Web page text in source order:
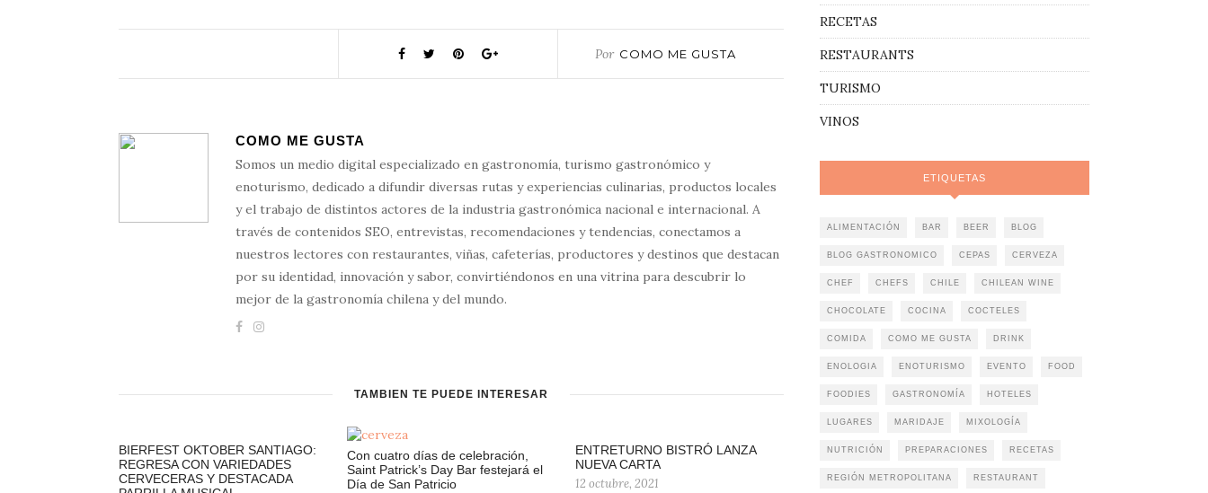
Por COMO ME GUSTA
COMO ME GUSTA
Somos un medio digital especializado en gastronomía, turismo gastronómico y
enoturismo, dedicado a difundir diversas rutas y experiencias culinarias, productos locales
y el trabajo de distintos actores de la industria gastronómica nacional e internacional. A
través de contenidos SEO, entrevistas, recomendaciones y tendencias, conectamos a
nuestros lectores con restaurantes, viñas, cafeterías, productores y destinos que destacan
por su identidad, innovación y sabor, convirtiéndonos en una vitrina para descubrir lo
mejor de la gastronomía chilena y del mundo.
TAMBIÉN TE PUEDE INTERESAR
BIERFEST OKTOBER SANTIAGO:
REGRESA CON VARIEDADES
CERVECERAS Y DESTACADA
Con cuatro días de celebración,
Saint Patrick’s Day Bar festejará el
Día de San Patricio
ENTRETURNO BISTRÓ LANZA
NUEVA CARTA
12 octubre, 2021
RECETAS
RESTAURANTS
TURISMO
VINOS
ETIQUETAS
ALIMENTACIÓN BAR BEER BLOG
BLOG GASTRONOMICO CEPAS CERVEZA
CHEF CHEFS CHILE CHILEAN WINE
CHOCOLATE COCINA COCTELES
COMIDA COMO ME GUSTA DRINK
ENOLOGIA ENOTURISMO EVENTO FOOD
FOODIES GASTRONOMÍA HOTELES
LUGARES MARIDAJE MIXOLOGÍA
NUTRICIÓN PREPARACIONES RECETAS
REGIÓN METROPOLITANA RESTAURANT